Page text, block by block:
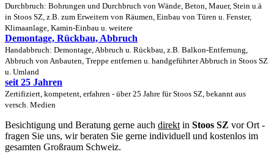
Durchbruch: Bohrungen und Durchbruch von Wände, Beton, Mauer, Stein u.ä
in Stoos SZ, z.B. zum Erweitern von Räumen, Einbau von Türen u. Fenster,
Klimaanlage, Kamin-Einbau u. weitere
Demontage, Rückbau, Abbruch
Handabbruch: Demontage, Abbruch u. Rückbau, z.B. Balkon-Entfernung,
Abbruch von Anbauten, Treppe entfernen u. handgeführter Abbruch in Stoos SZ
u. Umland
seit 25 Jahren
Zertifiziert, kompetent, erfahren - über 25 Jahre für Stoos SZ, bekannt aus
versch. Medien
Besichtigung und Beratung gerne auch direkt in Stoos SZ vor Ort -
fragen Sie uns, wir beraten Sie gerne individuell und kostenlos im
gesamten Großraum Schweiz.